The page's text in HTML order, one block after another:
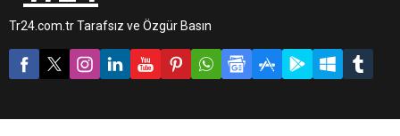
Tr24.com.tr Tarafsız ve Özgür Basın